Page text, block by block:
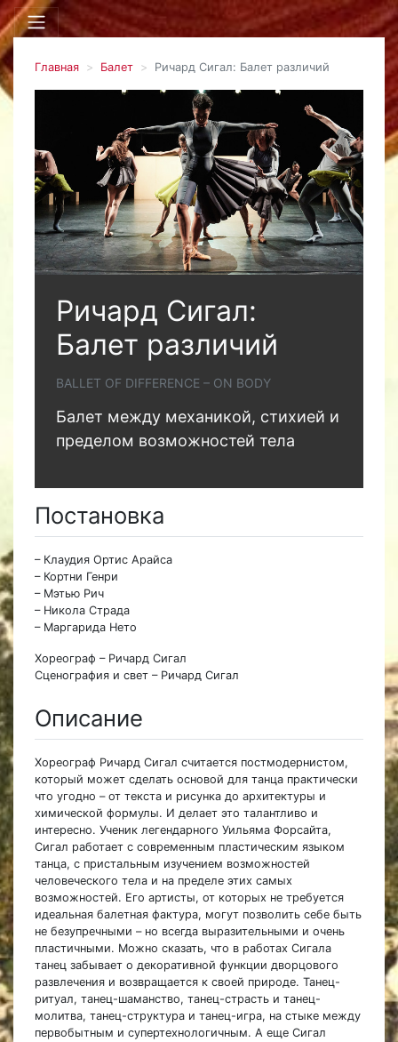
Главная Балет Ричард Сигал: Балет различий
Ричард Сигал:
Балет различий
BALLET OF DIFFERENCE – ON BODY
Балет между механикой, стихией и
пределом возможностей тела
Постановка
– Клаудия Ортис Арайса
– Кортни Генри
– Мэтью Рич
– Никола Страда
– Маргарида Нето
Хореограф – Ричард Сигал
Сценография и свет – Ричард Сигал
Описание
Хореограф Ричард Сигал считается постмодернистом,
который может сделать основой для танца практически
что угодно – от текста и рисунка до архитектуры и
химической формулы. И делает это талантливо и
интересно. Ученик легендарного Уильяма Форсайта,
Сигал работает с современным пластическим языком
танца, с пристальным изучением возможностей
человеческого тела и на пределе этих самых
возможностей. Его артисты, от которых не требуется
идеальная балетная фактура, могут позволить себе быть
не безупречными – но всегда выразительными и очень
пластичными. Можно сказать, что в работах Сигала
танец забывает о декоративной функции дворцового
развлечения и возвращается к своей природе. Танец-
ритуал, танец-шаманство, танец-страсть и танец-
молитва, танец-структура и танец-игра, на стыке между
первобытным и супертехнологичным. А еще Сигал